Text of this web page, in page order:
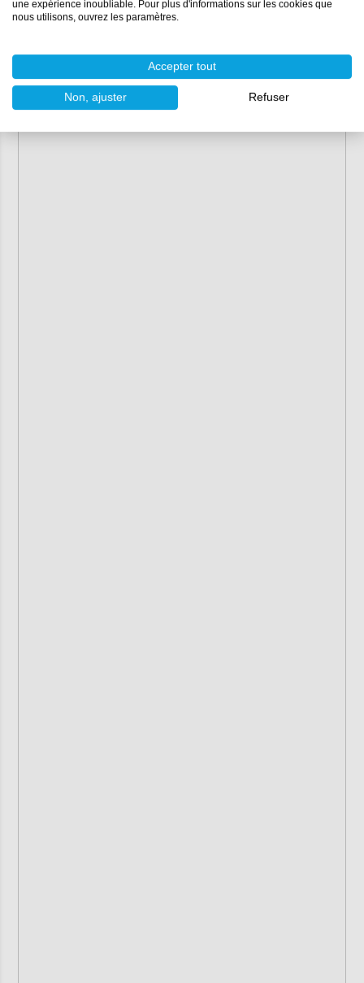
une expérience inoubliable. Pour plus d'informations sur les cookies que
nous utilisons, ouvrez les paramètres.
Accepter tout
Non, ajuster Refuser